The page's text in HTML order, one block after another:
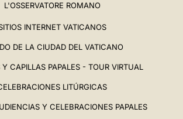
L'OSSERVATORE ROMANO
INTERNET VATICANOS
DE LA CIUDAD DEL VATICANO
Y CAPILLAS PAPALES - TOUR VIRTUAL
LITÚRGICAS
Y CELEBRACIONES PAPALES